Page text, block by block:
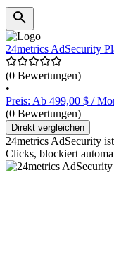
24metrics AdSecurity
(0 Bewertungen)
•
Preis: Ab 499,00 $ /
(0 Bewertungen)
Direkt vergleichen
24metrics AdSecurity
Clicks, blockiert